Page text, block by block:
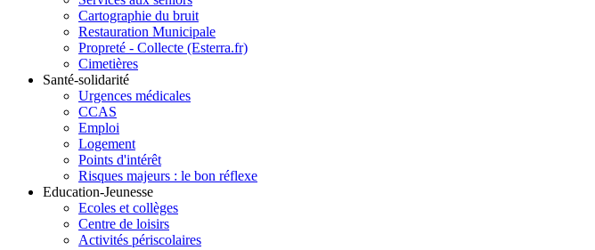
Cartographie du bruit
Restauration Municipale
Propreté - Collecte (Esterra.fr)
Cimetières
Santé-solidarité
Urgences médicales
CCAS
Emploi
Logement
Points d'intérêt
Risques majeurs : le bon réflexe
Education-Jeunesse
Ecoles et collèges
Centre de loisirs
Activités périscolaires